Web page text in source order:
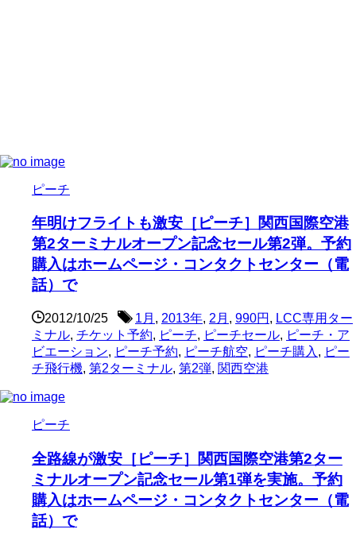
ピーチ
年明けフライトも激安［ピーチ］関西国際空港
第2ターミナルオープン記念セール第2弾。予約
購入はホームページ・コンタクトセンター（電
話）で
2012/10/25 1月 , 2013年, 2月 , 990円 , LCC専用ター
ミナル, チケット予約, ピーチ, ピーチセール, ピーチ・ア
ビエーション, ピーチ予約, ピーチ航空, ピーチ購入 , ピー
チ飛行機, 第2ターミナル, 第2弾, 関西空港
ピーチ
全路線が激安［ピーチ］関西国際空港第2ター
ミナルオープン記念セール第1弾を実施。予約
購入はホームページ・コンタクトセンター（電
話）で